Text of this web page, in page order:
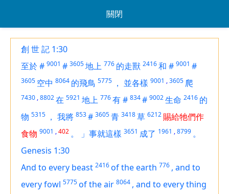
關閉
創 世 記 1:30
至於# 9001 # 3605地上 776 的走獸 2416和 # 9001 #
3605 空中 8064 的飛鳥 5775 ， 並各樣 9001 ,3605 爬
7430 ,8802在 5921 地上 776有# 834# 9002生命 2416 的
物 5315 ， 我將 853# 3605青 3418草 6212 賜給牠們作
食物 9001 ,402 。 」事就這樣 3651 成了 1961 ,8799 。
Genesis 1:30
And to every beast 2416of the earth 776 , and to
every fowl 5775of the air 8064 , and to every thing